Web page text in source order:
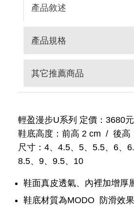
產品敘述
產品規格
其它推薦商品
輕盈漫步U系列 定價：3680元
鞋底高度：前高 2 cm / 後高
尺寸：4、4.5、5、5.5、6、
8.5、9、9.5、10
鞋面真皮透氣、內裡加增厚
鞋底材質為MODO 防滑效